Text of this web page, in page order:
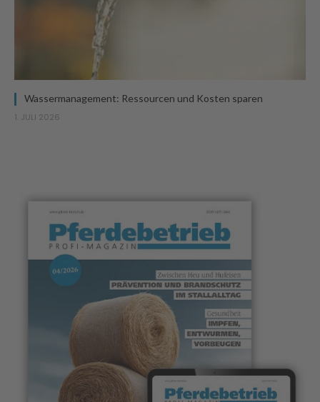
Wassermanagement: Ressourcen und Kosten sparen
1. JULI 2026